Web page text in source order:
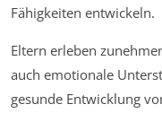
Fähigkeiten entwickeln.
Eltern erleben
auch emotionale
gesunde Entwicklung